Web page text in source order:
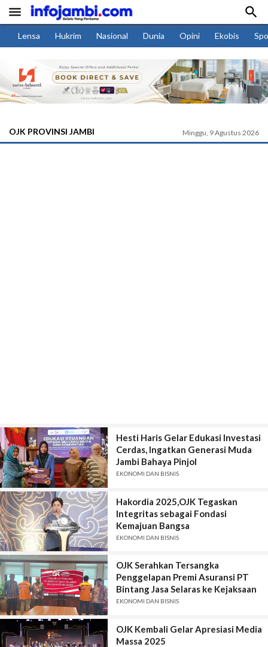
 
Lensa Hukrim Nasional Dunia Opini Ekobis
OJK PROVINSI JAMBI Minggu, 9 Agustus 2026
Hesti Haris Gelar Edukasi Investasi
Cerdas, Ingatkan Generasi Muda
Jambi Bahaya Pinjol
EKONOMI DAN BISNIS
Hakordia 2025,OJK Tegaskan
Integritas sebagai Fondasi
Kemajuan Bangsa
EKONOMI DAN BISNIS
OJK Serahkan Tersangka
Penggelapan Premi Asuransi PT
Bintang Jasa Selaras ke Kejaksaan
EKONOMI DAN BISNIS
OJK Kembali Gelar Apresiasi Media
Massa 2025